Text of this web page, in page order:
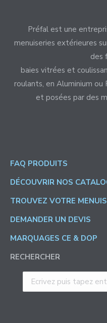
Préfal est une
menuiseries extérieures
des
baies vitrées et
roulants, en Aluminium
et posées par des
FAQ PRODUITS
DÉCOUVRIR NOS
TROUVEZ VOTRE
DEMANDER UN DEVIS
MARQUAGES CE & DOP
RECHERCHER
Recherche
: